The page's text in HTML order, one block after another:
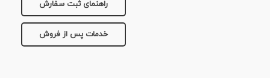
راهنمای ثبت سفارش
خدمات پس از فروش